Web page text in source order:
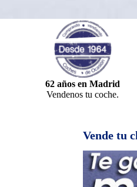
62 años en Madrid
Vendenos tu coche.
Vende tu